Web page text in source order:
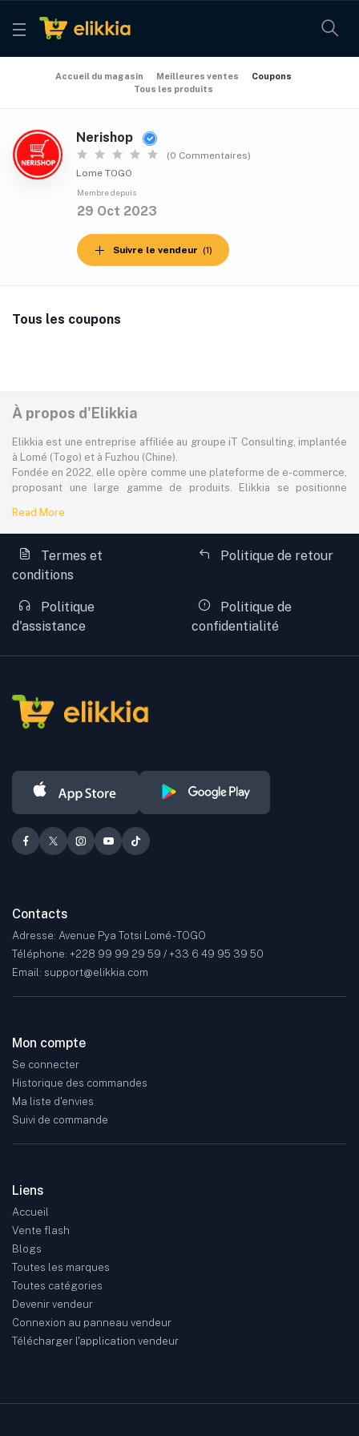
Accueil du magasin Meilleures ventes
Coupons
Tous les produits
Nerishop
(0 Commentaires)
Lome TOGO
Membre depuis
29 Oct 2023
Suivre le vendeur (1)
Tous les coupons
À propos d'Elikkia
Elikkia est une entreprise affiliée au groupe iT Consulting, implantée
à Lomé (Togo) et à Fuzhou (Chine).
Fondée en 2022, elle opère comme une plateforme de e-commerce,
proposant une large gamme de produits. Elikkia se positionne
offrant à la fois la possibilité d'acheter localement et directement
depuis la Chine.
La plateforme dessert à plus de 80% le marché africain
francophone, avec une attention particulière portée à l'accessibilité,
aux réalités locales et aux besoins spécifiques des consommateurs.
notamment vers l'Europe et l'Amérique.
Afin de faciliter l'expérience client, Elikkia intègre des moyens de
transactions simples, sécurisées et accessibles au plus grand
mode, la beauté, l'automobile, le sport, l'électronique grand public,
ainsi que bien d'autres secteurs.
Read More
Termes et
conditions
Politique de retour
Politique
d'assistance
Politique de
confidentialité
Contacts
Adresse: Avenue Pya Totsi Lomé - TOGO
Téléphone: +228 99 99 29 59 / +33 6 49 95 39 50
Email: support@elikkia.com
Mon compte
Se connecter
Historique des commandes
Ma liste d'envies
Suivi de commande
Liens
Accueil
Vente flash
Blogs
Toutes les marques
Toutes catégories
Devenir vendeur
Connexion au panneau vendeur
Télécharger l'application vendeur